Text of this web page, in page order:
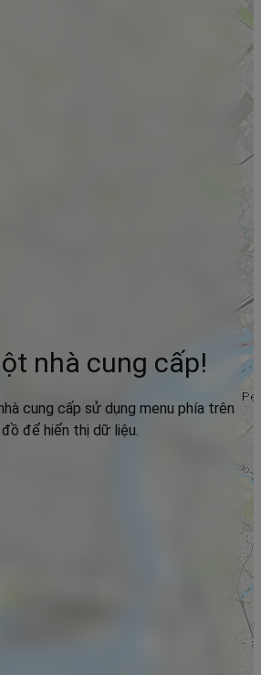
nhà cung cấp!
cung cấp sử dụng menu phía trên
đồ để hiển thị dữ liệu.